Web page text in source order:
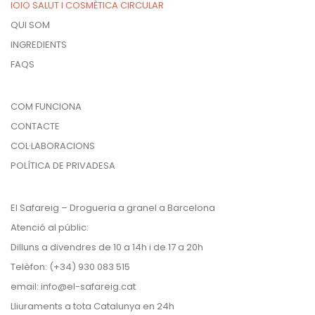
IOIO SALUT I COSMÈTICA CIRCULAR
QUI SOM
INGREDIENTS
FAQS
COM FUNCIONA
CONTACTE
COL·LABORACIONS
POLÍTICA DE PRIVADESA
El Safareig – Drogueria a granel a Barcelona
Atenció al públic:
Dilluns a divendres de 10 a 14h i de 17 a 20h
Telèfon: (+34) 930 083 515
email: info@el-safareig.cat
Lliuraments a tota Catalunya en 24h